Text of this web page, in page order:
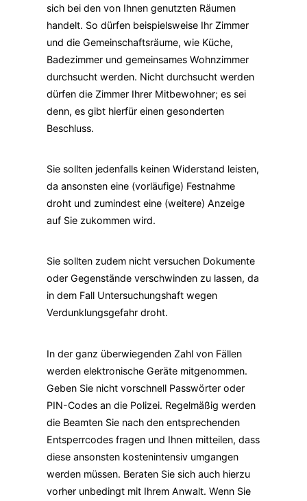
sich bei den von Ihnen genutzten Räumen
handelt. So dürfen beispielsweise Ihr Zimmer
und die Gemeinschaftsräume, wie Küche,
Badezimmer und gemeinsames Wohnzimmer
durchsucht werden. Nicht durchsucht werden
dürfen die Zimmer Ihrer Mitbewohner; es sei
denn, es gibt hierfür einen gesonderten
Beschluss.
Sie sollten jedenfalls keinen Widerstand leisten,
da ansonsten eine (vorläufige) Festnahme
droht und zumindest eine (weitere) Anzeige
auf Sie zukommen wird.
Sie sollten zudem nicht versuchen Dokumente
oder Gegenstände verschwinden zu lassen, da
in dem Fall Untersuchungshaft wegen
Verdunklungsgefahr droht.
In der ganz überwiegenden Zahl von Fällen
werden elektronische Geräte mitgenommen.
Geben Sie nicht vorschnell Passwörter oder
PIN-Codes an die Polizei. Regelmäßig werden
die Beamten Sie nach den entsprechenden
Entsperrcodes fragen und Ihnen mitteilen, dass
diese ansonsten kostenintensiv umgangen
werden müssen. Beraten Sie sich auch hierzu
vorher unbedingt mit Ihrem Anwalt. Wenn Sie